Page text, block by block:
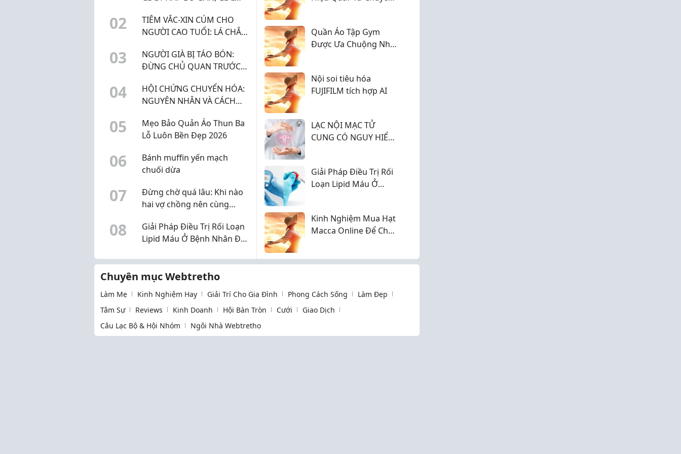
02
TIÊM VẮC-XIN CÚM CHO
NGƯỜI CAO TUỔI: LÁ CHẮN
03
NGƯỜI GIÀ BỊ TÁO BÓN:
ĐỪNG CHỦ QUAN TRƯỚC
CHỨNG
04
HỘI CHỨNG CHUYỂN HÓA:
NGUYÊN NHÂN VÀ CÁCH
05
Mẹo Bảo Quản Áo Thun Ba
Lỗ Luôn Bền Đẹp 2026
06
Bánh muffin yến mạch
chuối dừa
07
Đừng chờ quá lâu: Khi nào
hai vợ chồng nên cùng
08
Giải Pháp Điều Trị Rối Loạn
Lipid Máu Ở Bệnh Nhân Đái
Quần Áo Tập Gym
Được Ưa Chuộng Nhất
Nội soi tiêu hóa
FUJIFILM tích hợp AI
LẠC NỘI MẠC TỬ
CUNG CÓ NGUY HIỂM
Giải Pháp Điều Trị Rối
Loạn Lipid Máu Ở
Kinh Nghiệm Mua Hạt
Macca Online Để Chọn
Chuyên mục Webtretho
Làm Mẹ Kinh Nghiệm Hay Giải Trí Cho Gia Đình Phong Cách Sống
Làm Đẹp
Tâm Sự
Reviews Kinh Doanh Hội Bàn Tròn Cưới
Giao Dịch
Câu Lạc Bộ & Hội Nhóm
Ngôi Nhà Webtretho